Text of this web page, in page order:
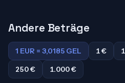
Andere Beträge
1 EUR = 3,0185 GEL 1 €
250 €
1.000 €